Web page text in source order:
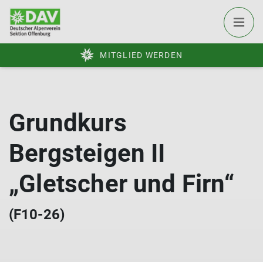
MITGLIED WERDEN
Grundkurs
Bergsteigen II
„Gletscher und Firn“
(F10-26)